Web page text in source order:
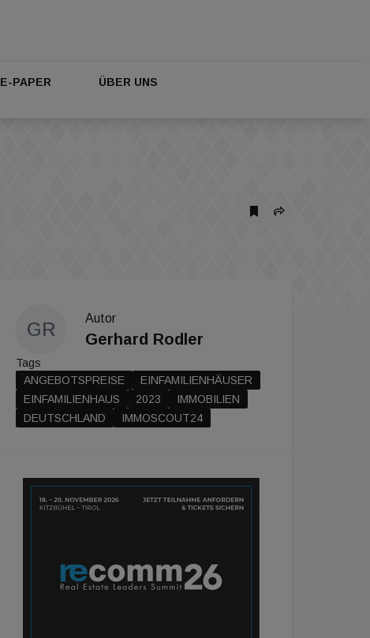
E-PAPER ÜBER UNS
GR
Autor
Gerhard Rodler
Tags
ANGEBOTSPREISE
EINFAMILIENHÄUSER
EINFAMILIENHAUS
2023
IMMOBILIEN
DEUTSCHLAND
IMMOSCOUT24